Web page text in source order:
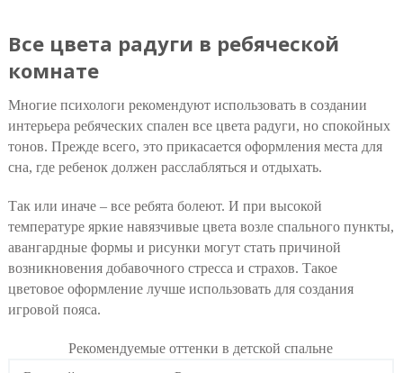
Все цвета радуги в ребяческой
комнате
Многие психологи рекомендуют использовать в создании
интерьера ребяческих спален все цвета радуги, но спокойных
тонов. Прежде всего, это прикасается оформления места для
сна, где ребенок должен расслабляться и отдыхать.
Так или иначе – все ребята болеют. И при высокой
температуре яркие навязчивые цвета возле спального пункты,
авангардные формы и рисунки могут стать причиной
возникновения добавочного стресса и страхов. Такое
цветовое оформление лучше использовать для создания
игровой пояса.
Рекомендуемые оттенки в детской спальне